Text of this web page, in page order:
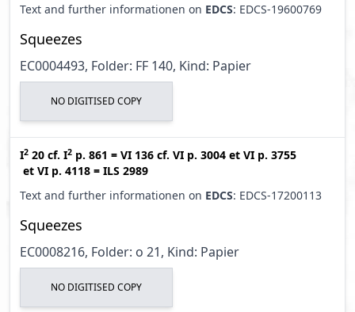
Text and further informationen on EDCS: EDCS-19600769
Squeezes
EC0004493, Folder: FF 140, Kind: Papier
NO DIGITISED COPY
I2 20 cf. I2 p. 861 = VI 136 cf. VI p. 3004 et VI p. 3755
et VI p. 4118 = ILS 2989
Text and further informationen on EDCS: EDCS-17200113
Squeezes
EC0008216, Folder: o 21, Kind: Papier
NO DIGITISED COPY